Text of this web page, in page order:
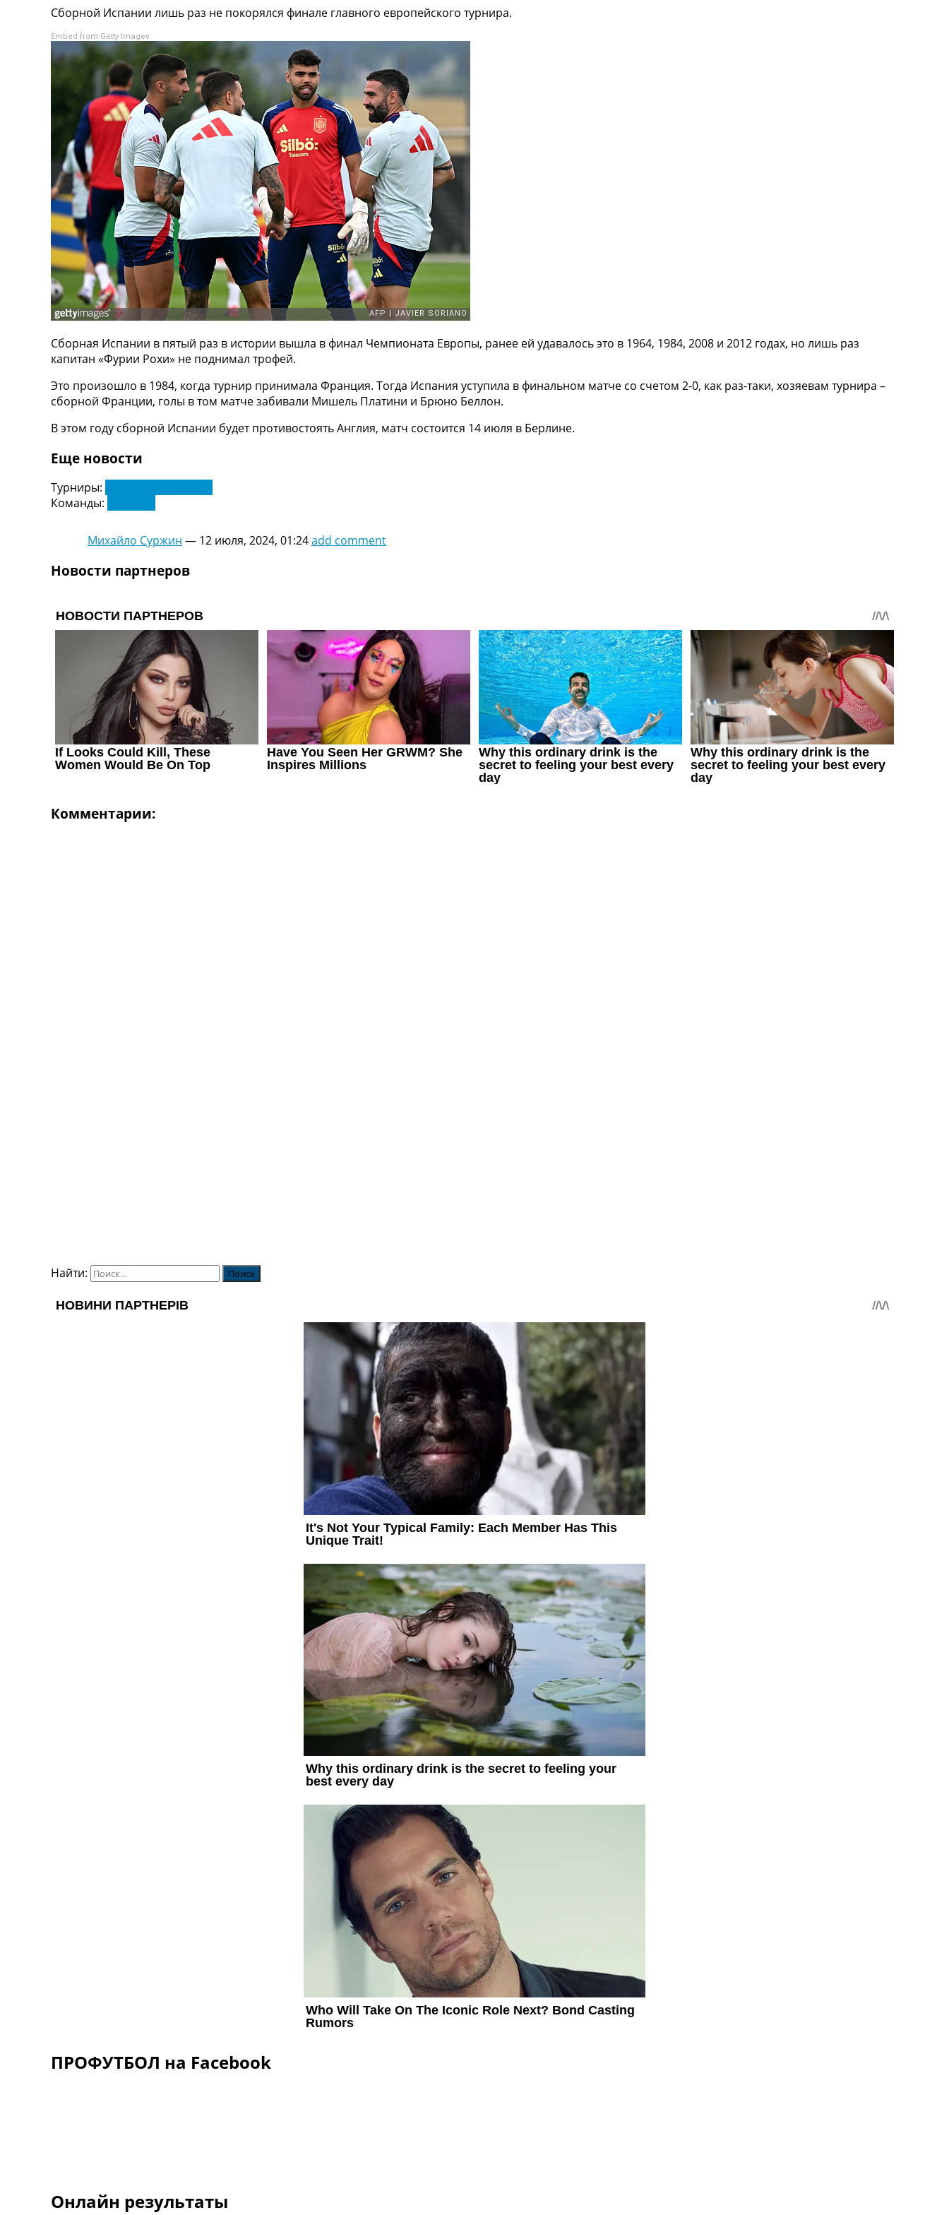
Турниры
Чемпионат Мира
Украина. Премьер-Лига
Украина. Первая Лига
Лига Чемпионов
Англия. Премьер Лига
Испания. Ла Лига
Другие Турниры >>>
Таблицы
Таблицы групп Чемпионата Мира
Украина. Премьер-Лига
Украина. Первая Лига
Лига Чемпионов. Таблицы групп
Англия. Премьер-Лига
Испания. Ла Лига
Все таблицы >>>
Рейтинги
Рейтинг стран УЕФА
Рейтинг клубов УЕФА
Рейтинг ФИФА
ТВ программа
RU
UA
Categories
Главная
Видео
Логин
Рейтинги
Правила
Коллективный прогноз
Чемпионат Мира
Украина. Премьер-Лига
Украина. Первая Лига
Лига Чемпионов
Англия. Премьер Лига
Испания. Ла Лига
Другие Турниры >>>
Таблицы
Таблицы групп Чемпионата Мира
Украина. Премьер-Лига
Украина. Первая Лига
Испания. Ла Лига
Сборной Испании лишь раз не покорялся финале главного европейского турнира.
Embed from Getty Images
Сборная Испании в пятый раз в истории вышла в финал Чемпионата Европы, ранее ей удавалось это в 1964, 1984, 2008 и 2012 годах, но лишь раз
капитан «Фурии Рохи» не поднимал трофей.
Это произошло в 1984, когда турнир принимала Франция. Тогда Испания уступила в финальном матче со счетом 2-0, как раз-таки, хозяевам турнира –
сборной Франции, голы в том матче забивали Мишель Платини и Брюно Беллон.
В этом году сборной Испании будет противостоять Англия, матч состоится 14 июля в Берлине.
Еще новости
Турниры:
Команды:
Михайло Суржин — 12 июля, 2024, 01:24add comment
Новости партнеров
Комментарии:
Найти:
ПРОФУТБОЛ на Facebook
Онлайн результаты